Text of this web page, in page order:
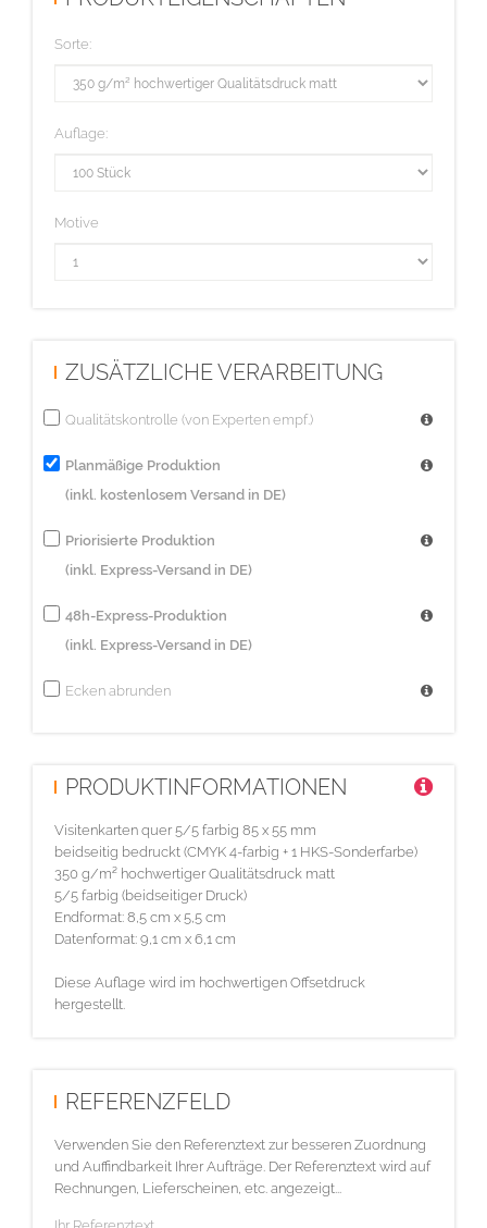
Sorte:
Auflage:
Motive
ZUSÄTZLICHE VERARBEITUNG
Qualitätskontrolle (von Experten empf.)
Planmäßige Produktion
(inkl. kostenlosem Versand in DE)
Priorisierte Produktion
(inkl. Express-Versand in DE)
48h-Express-Produktion
(inkl. Express-Versand in DE)
Ecken abrunden
PRODUKTINFORMATIONEN
Visitenkarten quer 5/5 farbig 85 x 55 mm
beidseitig bedruckt (CMYK 4-farbig + 1 HKS-Sonderfarbe)
350 g/m² hochwertiger Qualitätsdruck matt
5/5 farbig (beidseitiger Druck)
Endformat: 8,5 cm x 5,5 cm
Datenformat: 9,1 cm x 6,1 cm
Diese Auflage wird im hochwertigen Offsetdruck
hergestellt.
REFERENZFELD
Verwenden Sie den Referenztext zur besseren Zuordnung
und Auffindbarkeit Ihrer Aufträge. Der Referenztext wird auf
Rechnungen, Lieferscheinen, etc. angezeigt...